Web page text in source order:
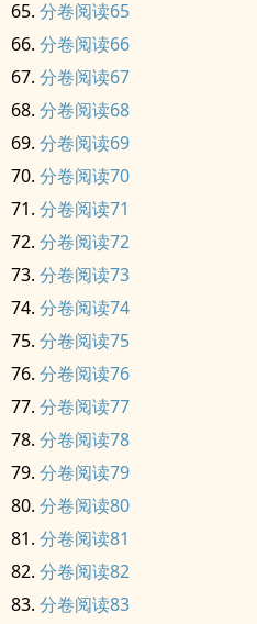
分卷阅读65
分卷阅读66
分卷阅读67
分卷阅读68
分卷阅读69
分卷阅读70
分卷阅读71
分卷阅读72
分卷阅读73
分卷阅读74
分卷阅读75
分卷阅读76
分卷阅读77
分卷阅读78
分卷阅读79
分卷阅读80
分卷阅读81
分卷阅读82
分卷阅读83